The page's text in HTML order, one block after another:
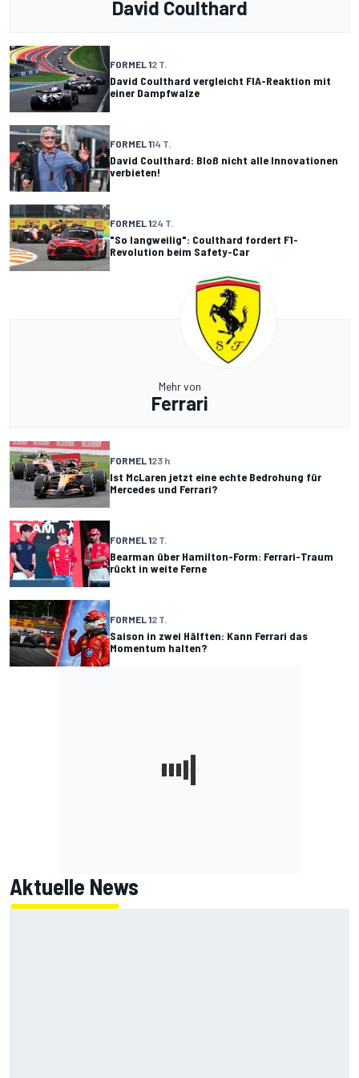
David Coulthard
FORMEL 12 T.
David Coulthard vergleicht FIA-Reaktion mit
einer Dampfwalze
FORMEL 114 T.
David Coulthard: Bloß nicht alle Innovationen
verbieten!
FORMEL 124 T.
"So langweilig": Coulthard fordert F1-
Revolution beim Safety-Car
Mehr von
Ferrari
FORMEL 123 h
Ist McLaren jetzt eine echte Bedrohung für
Mercedes und Ferrari?
FORMEL 12 T.
Bearman über Hamilton-Form: Ferrari-Traum
rückt in weite Ferne
FORMEL 12 T.
Saison in zwei Hälften: Kann Ferrari das
Momentum halten?
Aktuelle News